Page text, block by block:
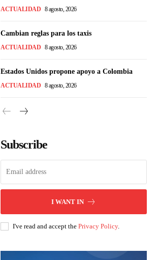
ACTUALIDAD 8 agosto, 2026
Cambian reglas para los taxis
ACTUALIDAD 8 agosto, 2026
Estados Unidos propone apoyo a Colombia
ACTUALIDAD 8 agosto, 2026
Subscribe
I WANT IN
I've read and accept the Privacy Policy.